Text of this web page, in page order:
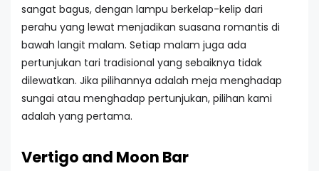
sangat bagus, dengan lampu berkelap-kelip dari
perahu yang lewat menjadikan suasana romantis di
bawah langit malam. Setiap malam juga ada
pertunjukan tari tradisional yang sebaiknya tidak
dilewatkan. Jika pilihannya adalah meja menghadap
sungai atau menghadap pertunjukan, pilihan kami
adalah yang pertama.
Vertigo and Moon Bar